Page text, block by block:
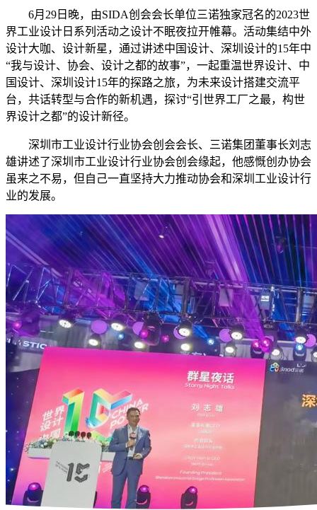
6月29日晚，由SIDA创会会长单位三诺独家冠名的2023世
界工业设计日系列活动之设计不眠夜拉开帷幕。活动集结中外
设计大咖、设计新星，通过讲述中国设计、深圳设计的15年中
“我与设计、协会、设计之都的故事”，一起重温世界设计、中
国设计、深圳设计15年的探路之旅，为未来设计搭建交流平
台，共话转型与合作的新机遇，探讨“引世界工厂之最，构世
界设计之都”的设计新径。
深圳市工业设计行业协会创会会长、三诺集团董事长刘志
雄讲述了深圳市工业设计行业协会创会缘起，他感慨创办协会
虽来之不易，但自己一直坚持大力推动协会和深圳工业设计行
业的发展。